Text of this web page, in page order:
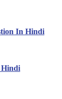
In Hindi
Hindi